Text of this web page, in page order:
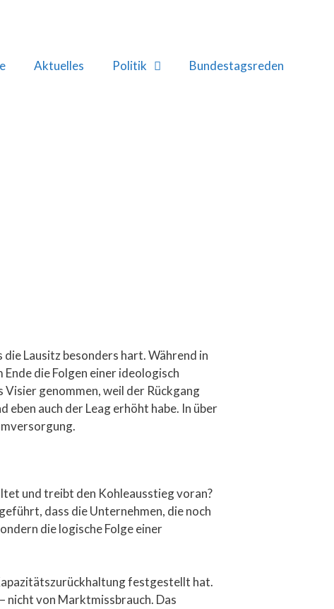
Aktuelles Politik Bundestagsreden
Lausitz besonders hart. Während in
die Folgen einer ideologisch
genommen, weil der Rückgang
auch der Leag erhöht habe. In über
und treibt den Kohleausstieg voran?
dass die Unternehmen, die noch
die logische Folge einer
festgestellt hat.
nicht von Marktmissbrauch. Das